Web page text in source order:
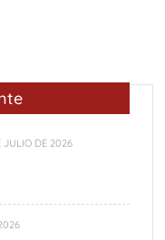
JULIO DE 2026